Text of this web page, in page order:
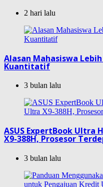
2 hari lalu
Alasan Mahasiswa
Kuantitatif
3 bulan lalu
ASUS ExpertBook Ultra
X9-388H, Prosesor
3 bulan lalu